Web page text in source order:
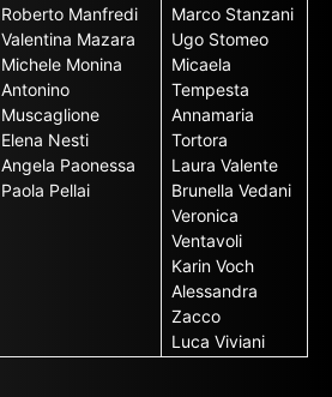
Roberto Manfredi
Valentina Mazara
Michele Monina
Antonino
Muscaglione
Elena Nesti
Angela Paonessa
Paola Pellai
Marco Stanzani
Ugo Stomeo
Micaela
Tempesta
Annamaria
Tortora
Laura Valente
Brunella Vedani
Veronica
Ventavoli
Karin Voch
Alessandra
Zacco
Luca Viviani